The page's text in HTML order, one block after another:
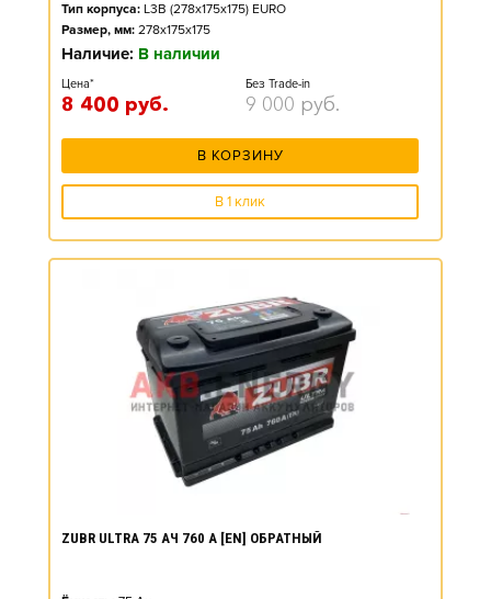
Тип корпуса: L3B (278x175x175) EURO
Размер, мм: 278x175x175
Наличие: В наличии
Цена*
8 400 руб.
Без Trade-in
9 000 руб.
В КОРЗИНУ
В 1 клик
ZUBR ULTRA 75 АЧ 760 А [EN] ОБРАТНЫЙ